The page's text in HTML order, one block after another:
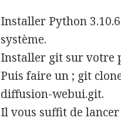
Installer Python
système.
Installer git sur votre
Puis faire un ; git
diffusion-webui.git.
Il vous suffit de